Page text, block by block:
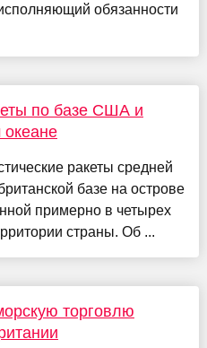
обязанности
по базе США и
ракеты средней
базе на острове
примерно в четырех
страны. Об ...
торговлю